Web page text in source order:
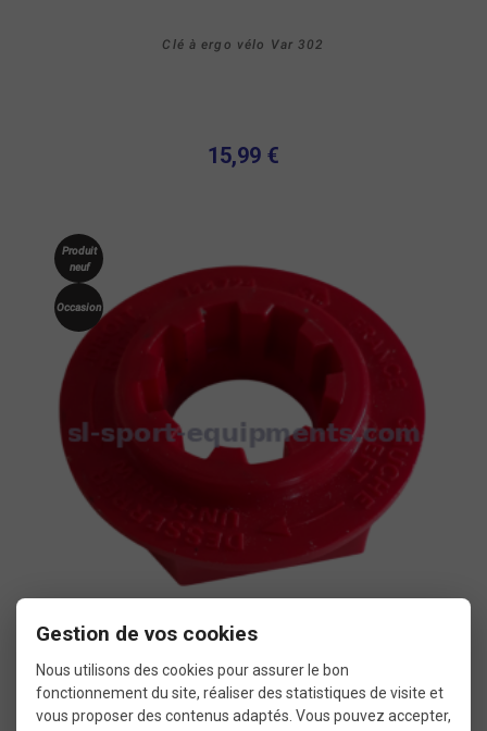
Clé à ergo vélo Var 302
15,99 €
Produit
neuf
Occasion
Gestion de vos cookies
Nous utilisons des cookies pour assurer le bon
fonctionnement du site, réaliser des statistiques de visite et
vous proposer des contenus adaptés. Vous pouvez accepter,